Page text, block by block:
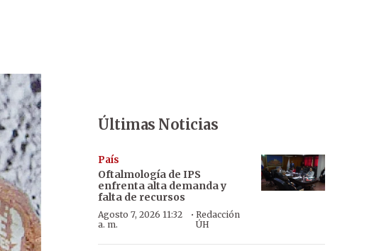
Últimas Noticias
País
Oftalmología de IPS
enfrenta alta demanda y
falta de recursos
Agosto 7, 2026 11:32
a. m.
·Redacción
ÚH